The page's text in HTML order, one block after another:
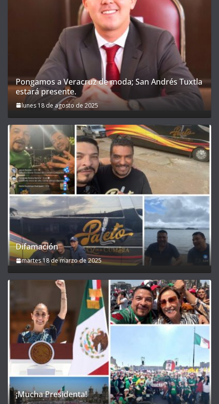
Pongamos a Veracruz de moda; San Andrés Tuxtla
estará presente.
lunes 18 de agosto de 2025
Difamación
martes 18 de marzo de 2025
¡Mucha Presidenta!